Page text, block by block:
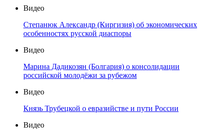
Видео
Степанюк Александр (Киргизия) об экономических
особенностях русской диаспоры
Видео
Марина Дадикозян (Болгария) о консолидации
российской молодёжи за рубежом
Видео
Князь Трубецкой о евразийстве и пути России
Видео